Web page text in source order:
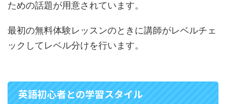
ための話題が用意されています。
最初の無料体験レッスンのときに講師がレベルチェ
ックしてレベル分けを行います。
英語初心者との学習スタイル